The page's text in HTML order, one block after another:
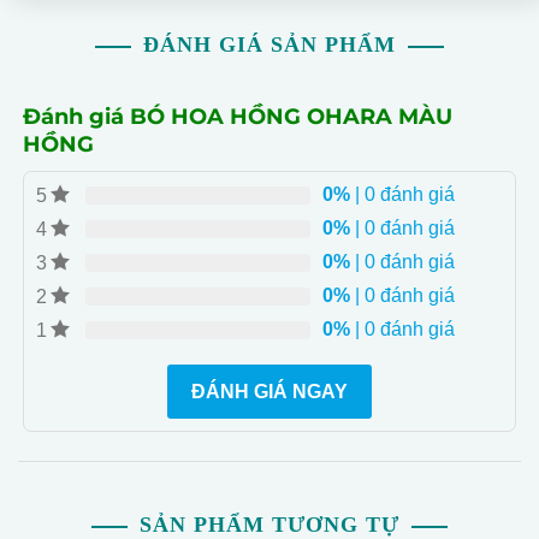
Ohara làm nổi bật sự quý phái và tinh tế trong không
- **Durable Construction**: Sản phẩm được làm chắc
chắn để bảo đảm độ bền và chất lượng lâu dài, thể hiện
chuyên nghiệp của DOMY FLOWER.
- **Free Shipping & Special Offers**: Giao hàng miễn
phí nội thành, và giảm giá 10% cho đơn hàng thứ 2 trở
lên.
ĐÁNH GIÁ SẢN PHẨM
Đánh giá BÓ HOA HỒNG OHARA MÀU
HỒNG
5 0%| 0 đánh giá
4
0%| 0 đánh giá
3
0%| 0 đánh giá
2
0%| 0 đánh giá
1
0%| 0 đánh giá
ĐÁNH GIÁ NGAY
SẢN PHẨM TƯƠNG TỰ